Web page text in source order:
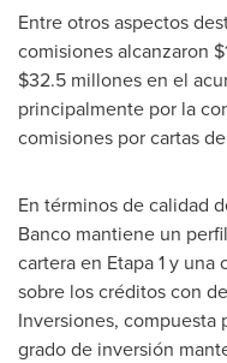
Entre otros aspectos
comisiones alcanzaron
$32.5 millones en el
principalmente por la
comisiones por cartas
En términos de calidad
Banco mantiene un
cartera en Etapa 1 y
sobre los créditos con
Inversiones,
grado de inversión